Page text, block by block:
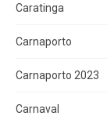
Caratinga
Carnaporto
Carnaporto 2023
Carnaval